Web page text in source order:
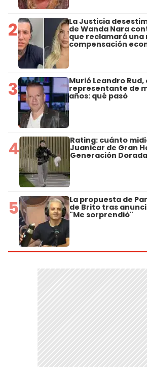
2 La Justicia
de Wanda Nara
que reclamará una
compensación
3 Murió Leandro
representante de
años: qué pasó
4 Rating: cuánto
Juanicar de Gran
Generación Dorada
5 La propuesta de
de Brito tras
"Me sorprendió"